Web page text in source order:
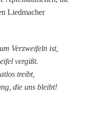
Liedmacher
Verzweifeln ist,
vergißt.
treibt,
die uns bleibt!